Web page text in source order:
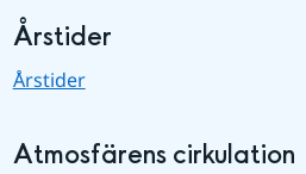
Årstider
Årstider
Atmosfärens cirkulation